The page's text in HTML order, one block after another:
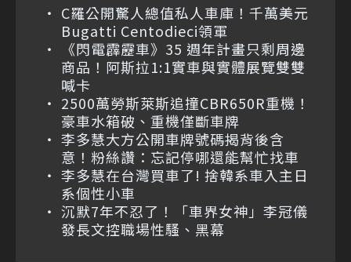
C羅公開驚人總值私人車庫！千萬美元
Bugatti Centodieci領軍
《閃電霹靂車》35 週年計畫只剩周邊
商品！阿斯拉1:1實車與實體展覽雙雙
喊卡
2500萬勞斯萊斯追撞CBR650R重機！
豪車水箱破、重機僅斷車牌
李多慧大方公開車牌號碼揭背後含
意！粉絲讚：忘記停哪還能幫忙找車
李多慧在台灣買車了! 捨韓系車入主日
系個性小車
沉默7年不忍了！「車界女神」李冠儀
發長文控職場性騷、黑幕